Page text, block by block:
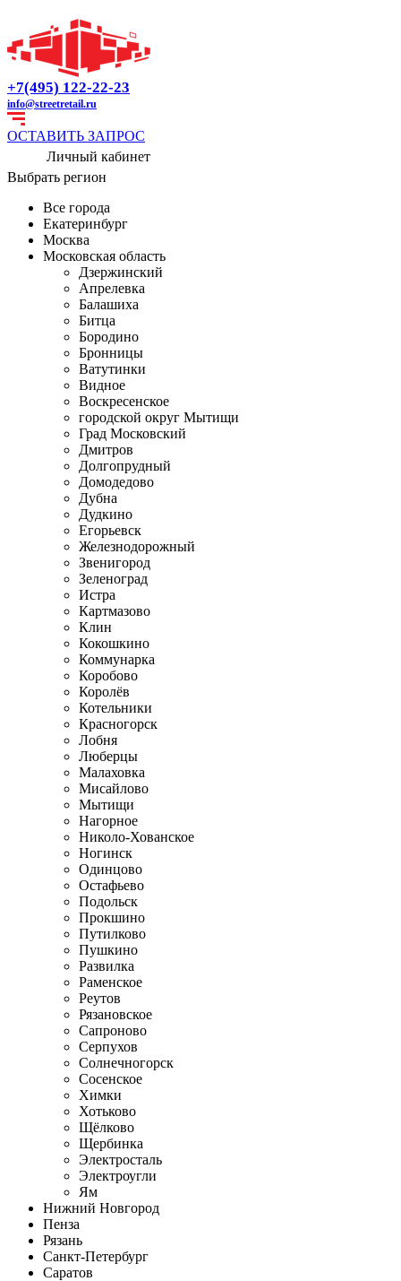
+7(495) 122-22-23
info@streetretail.ru
ОСТАВИТЬ ЗАПРОС
Личный кабинет
Выбрать регион
Все города
Екатеринбург
Москва
Московская область
Дзержинский
Апрелевка
Балашиха
Битца
Бородино
Бронницы
Ватутинки
Видное
Воскресенское
городской округ Мытищи
Град Московский
Дмитров
Долгопрудный
Домодедово
Дубна
Дудкино
Егорьевск
Железнодорожный
Звенигород
Зеленоград
Истра
Картмазово
Клин
Кокошкино
Коммунарка
Коробово
Королёв
Котельники
Красногорск
Лобня
Люберцы
Малаховка
Мисайлово
Мытищи
Нагорное
Николо-Хованское
Ногинск
Одинцово
Остафьево
Подольск
Прокшино
Путилково
Пушкино
Развилка
Раменское
Реутов
Рязановское
Сапроново
Серпухов
Солнечногорск
Сосенское
Химки
Хотьково
Щёлково
Щербинка
Электросталь
Электроугли
Ям
Нижний Новгород
Пенза
Рязань
Санкт-Петербург
Саратов